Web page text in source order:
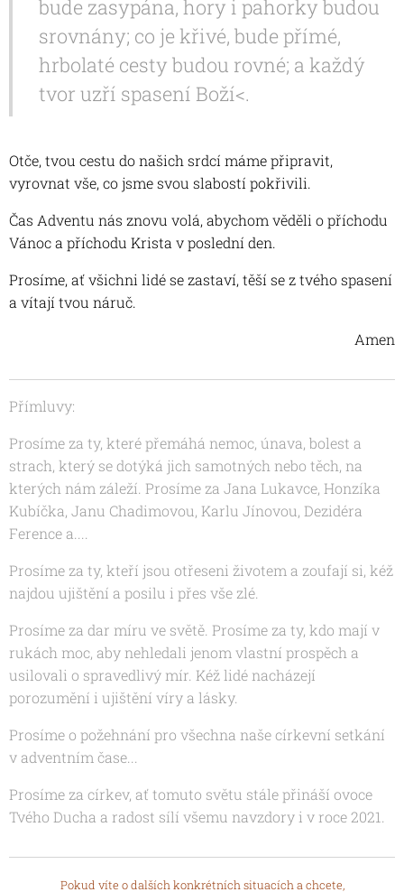
bude zasypána, hory i pahorky budou
srovnány; co je křivé, bude přímé,
hrbolaté cesty budou rovné; a každý
tvor uzří spasení Boží<.
Otče, tvou cestu do našich srdcí máme připravit,
vyrovnat vše, co jsme svou slabostí pokřivili.
Čas Adventu nás znovu volá, abychom věděli o příchodu
Vánoc a příchodu Krista v poslední den.
Prosíme, ať všichni lidé se zastaví, těší se z tvého spasení
a vítají tvou náruč.
Amen
Přímluvy:
Prosíme za ty, které přemáhá nemoc, únava, bolest a
strach, který se dotýká jich samotných nebo těch, na
kterých nám záleží. Prosíme za Jana Lukavce, Honzíka
Kubíčka, Janu Chadimovou, Karlu Jínovou, Dezidéra
Ference a....
Prosíme za ty, kteří jsou otřeseni životem a zoufají si, kéž
najdou ujištění a posilu i přes vše zlé.
Prosíme za dar míru ve světě. Prosíme za ty, kdo mají v
rukách moc, aby nehledali jenom vlastní prospěch a
usilovali o spravedlivý mír. Kéž lidé nacházejí
porozumění i ujištění víry a lásky.
Prosíme o požehnání pro všechna naše církevní setkání
v adventním čase...
Prosíme za církev, ať tomuto světu stále přináší ovoce
Tvého Ducha a radost sílí všemu navzdory i v roce 2021.
Pokud víte o dalších konkrétních situacích a chcete,